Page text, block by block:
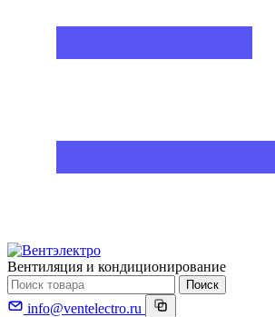
Вентиляция и кондиционирование
Поиск
info@ventelectro.ru